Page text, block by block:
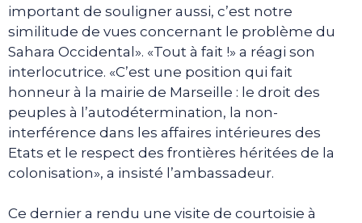
important de souligner aussi, c’est notre
similitude de vues concernant le problème du
Sahara Occidental». «Tout à fait !» a réagi son
interlocutrice. «C’est une position qui fait
honneur à la mairie de Marseille : le droit des
peuples à l’autodétermination, la non-
interférence dans les affaires intérieures des
Etats et le respect des frontières héritées de la
colonisation», a insisté l’ambassadeur.
Ce dernier a rendu une visite de courtoisie à